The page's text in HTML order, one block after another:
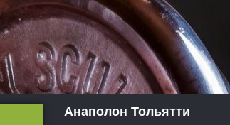
Анаполон Тольятти